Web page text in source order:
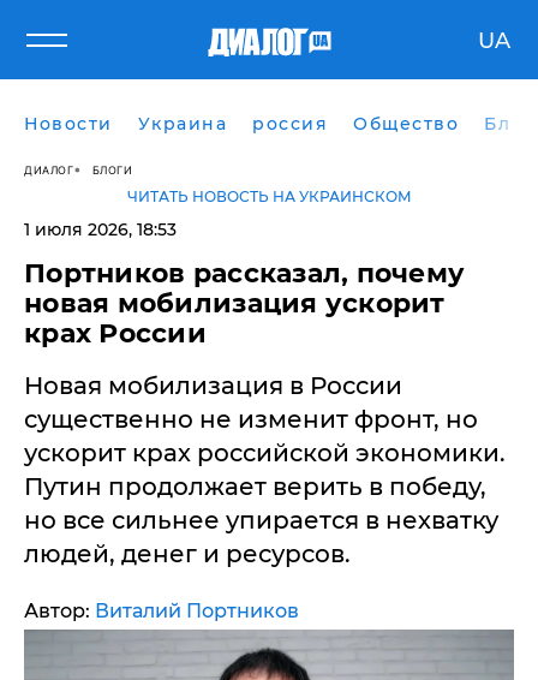
UA
Новости Украина россия Общество
ДИАЛОГ БЛОГИ
ЧИТАТЬ НОВОСТЬ НА УКРАИНСКОМ
1 июля 2026, 18:53
Портников рассказал, почему
новая мобилизация ускорит
крах России
Новая мобилизация в России
существенно не изменит фронт, но
ускорит крах российской экономики.
Путин продолжает верить в победу,
но все сильнее упирается в нехватку
людей, денег и ресурсов.
Автор: Виталий Портников